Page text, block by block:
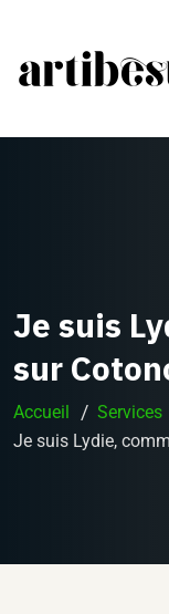
Je suis
sur
Accueil
Services
Je suis Lydie,